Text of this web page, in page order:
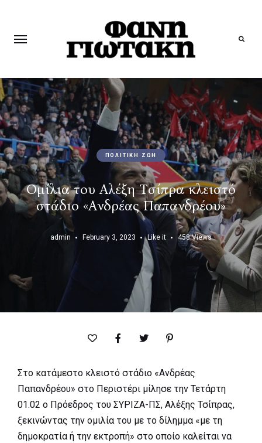
ΠΟΛΙΤΙΚΗ ΖΩΗ
Ομίλια του Αλέξη Τσίπρα κλειστό
στάδιο «Ανδρέας Παπανδρέου»
admin February 3, 2023 Like it 458 Views
Στο κατάμεστο κλειστό στάδιο «Ανδρέας
Παπανδρέου» στο Περιστέρι μίλησε την Τετάρτη
01.02 ο Πρόεδρος του ΣΥΡΙΖΑ-ΠΣ, Αλέξης Τσίπρας,
ξεκινώντας την ομιλία του με το δίλημμα «με τη
δημοκρατία ή την εκτροπή» στο οποίο καλείται να